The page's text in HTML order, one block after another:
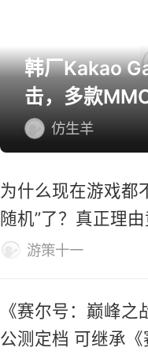
韩厂Kakao
击，多款
仿生羊
为什么现在游戏都
随机”了？真正理
是……游策十一
《赛尔号：巅峰之
公测定档 可继承《